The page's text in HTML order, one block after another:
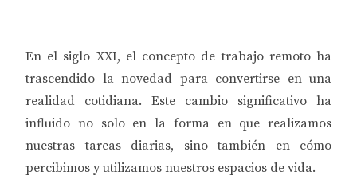
En el siglo XXI, el concepto de trabajo remoto ha
trascendido la novedad para convertirse en una
realidad cotidiana. Este cambio significativo ha
influido no solo en la forma en que realizamos
nuestras tareas diarias, sino también en cómo
percibimos y utilizamos nuestros espacios de vida.